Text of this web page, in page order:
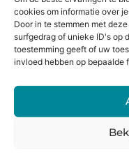
cookies om informatie over
Door in te stemmen met
surfgedrag of unieke ID's op
toestemming geeft of uw
invloed hebben op bepaalde
Maandag:
Dinsdag: